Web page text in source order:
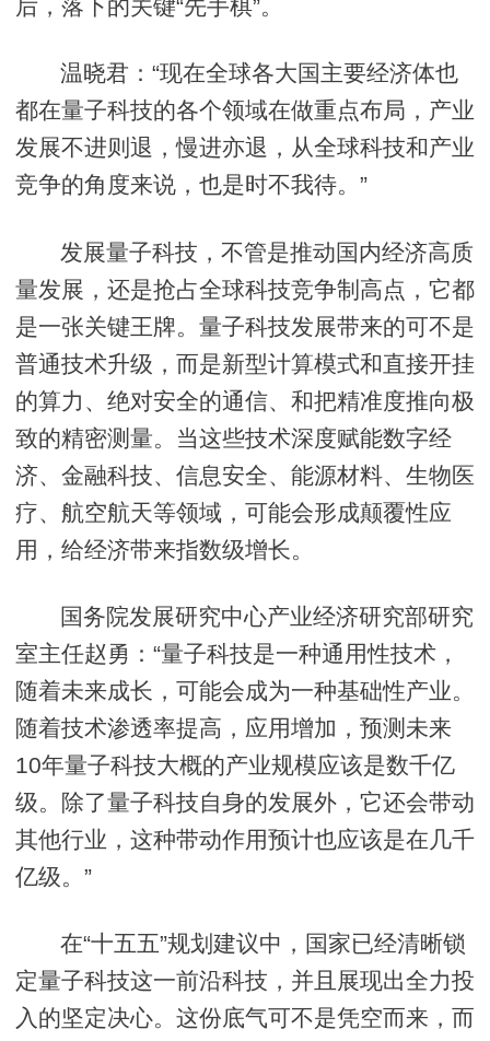
后，落下的关键“先手棋”。
温晓君：“现在全球各大国主要经济体也
都在量子科技的各个领域在做重点布局，产业
发展不进则退，慢进亦退，从全球科技和产业
竞争的角度来说，也是时不我待。”
发展量子科技，不管是推动国内经济高质
量发展，还是抢占全球科技竞争制高点，它都
是一张关键王牌。量子科技发展带来的可不是
普通技术升级，而是新型计算模式和直接开挂
的算力、绝对安全的通信、和把精准度推向极
致的精密测量。当这些技术深度赋能数字经
济、金融科技、信息安全、能源材料、生物医
疗、航空航天等领域，可能会形成颠覆性应
用，给经济带来指数级增长。
国务院发展研究中心产业经济研究部研究
室主任赵勇：“量子科技是一种通用性技术，
随着未来成长，可能会成为一种基础性产业。
随着技术渗透率提高，应用增加，预测未来
10年量子科技大概的产业规模应该是数千亿
级。除了量子科技自身的发展外，它还会带动
其他行业，这种带动作用预计也应该是在几千
亿级。”
在“十五五”规划建议中，国家已经清晰锁
定量子科技这一前沿科技，并且展现出全力投
入的坚定决心。这份底气可不是凭空而来，而